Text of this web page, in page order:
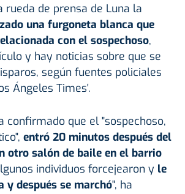
rueda de prensa de Luna la
una furgoneta blanca que
con el sospechoso,
y hay noticias sobre que se
según fuentes policiales
Ángeles Times'.
confirmado que el "sospechoso,
entró 20 minutos después del
otro salón de baile en el barrio
individuos forcejearon y le
y después se marchó", ha